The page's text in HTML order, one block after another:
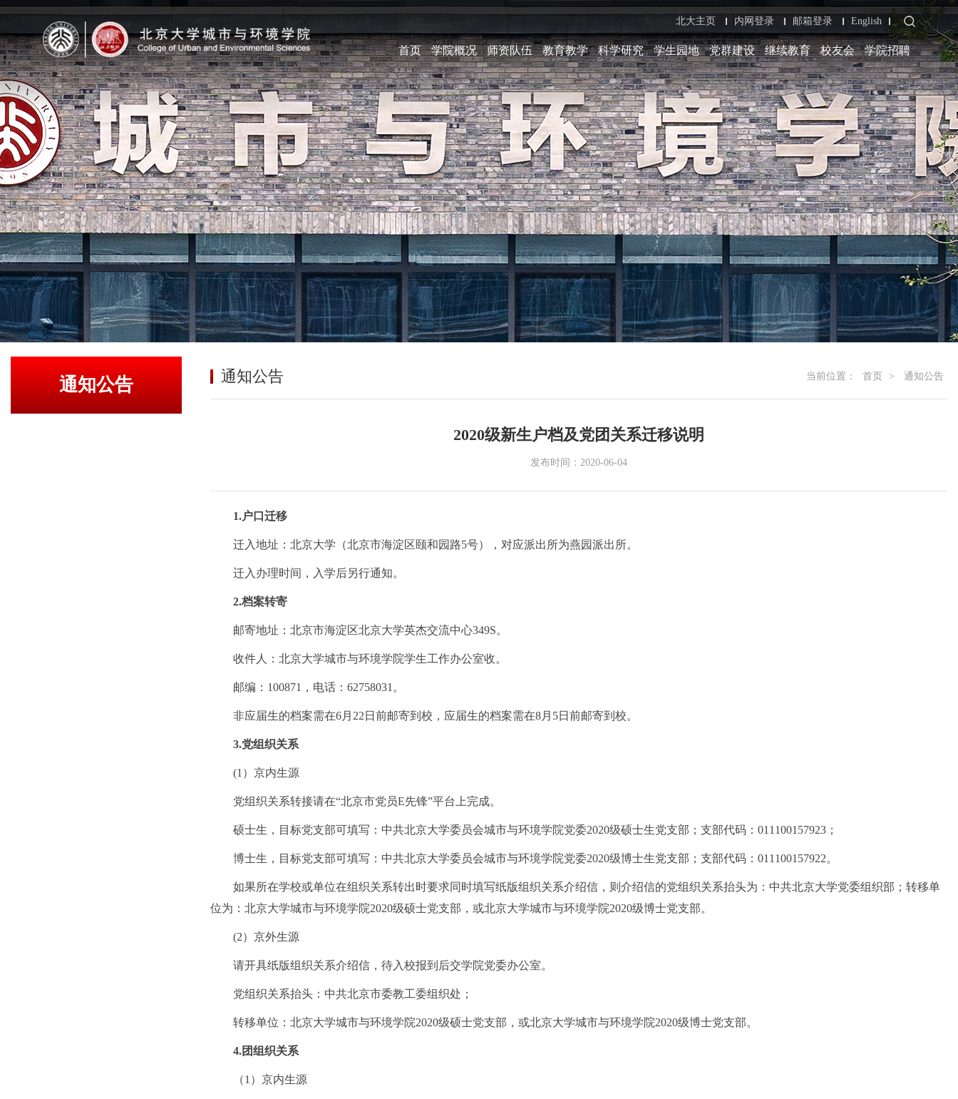
北大主页 内网登录 邮箱登录 English
首页 学院概况 师资队伍 教育教学 科学研究 学生园地 党群建设 继续教育 校友会 学院招聘
通知公告 通知公告 当前位置： 首页 > 通知公告
2020级新生户档及党团关系迁移说明
发布时间：2020-06-04
1.户口迁移
迁入地址：北京大学（北京市海淀区颐和园路5号），对应派出所为燕园派出所。
迁入办理时间，入学后另行通知。
2.档案转寄
邮寄地址：北京市海淀区北京大学英杰交流中心349S。
收件人：北京大学城市与环境学院学生工作办公室收。
邮编：100871，电话：62758031。
非应届生的档案需在6月22日前邮寄到校，应届生的档案需在8月5日前邮寄到校。
3.党组织关系
(1）京内生源
党组织关系转接请在“北京市党员E先锋”平台上完成。
硕士生，目标党支部可填写：中共北京大学委员会城市与环境学院党委2020级硕士生党支部；支部代码：011100157923；
博士生，目标党支部可填写：中共北京大学委员会城市与环境学院党委2020级博士生党支部；支部代码：011100157922。
如果所在学校或单位在组织关系转出时要求同时填写纸版组织关系介绍信，则介绍信的党组织关系抬头为：中共北京大学党委组织部；转移单
位为：北京大学城市与环境学院2020级硕士党支部，或北京大学城市与环境学院2020级博士党支部。
(2）京外生源
请开具纸版组织关系介绍信，待入校报到后交学院党委办公室。
党组织关系抬头：中共北京市委教工委组织处；
转移单位：北京大学城市与环境学院2020级硕士党支部，或北京大学城市与环境学院2020级博士党支部。
4.团组织关系
（1）京内生源